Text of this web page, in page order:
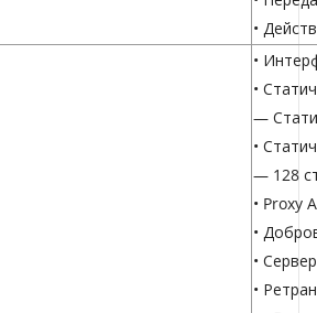
•
•
•
—
•
— 128
• Proxy
•
•
•